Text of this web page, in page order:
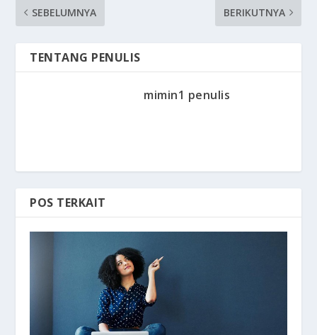
SEBELUMNYA
BERIKUTNYA
TENTANG PENULIS
mimin1 penulis
POS TERKAIT